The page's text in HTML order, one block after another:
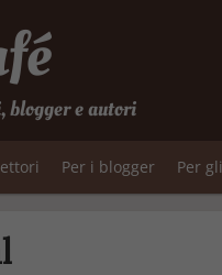
e autori
Per i blogger Per